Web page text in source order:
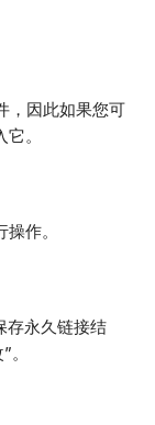
，因此如果您可
。
操作。
存永久链接结